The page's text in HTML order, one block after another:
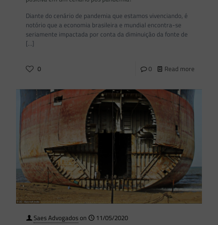
Diante do cenário de pandemia que estamos vivenciando, é
notório que a economia brasileira e mundial encontra-se
seriamente impactada por conta da diminuição da fonte de
[…]
0 0 Read more
Saes Advogadoson
11/05/2020